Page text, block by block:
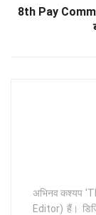
8th Pay
अभिनव कश्यप
Editor) हैं।